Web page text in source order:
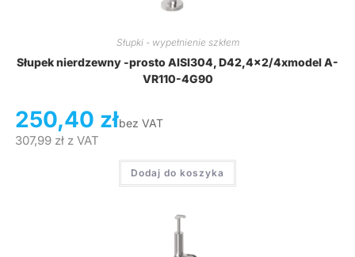
Słupki - wypełnienie szkłem
Słupek nierdzewny -prosto AISI304, D42,4×2/4xmodel A-
VR110-4G90
250,40 złbez VAT
307,99 złz VAT
Dodaj do koszyka